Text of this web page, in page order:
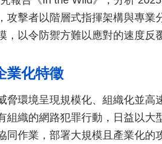
攻擊者以階層式指揮架構與專業
，以令防禦方難以應對的速度反
業化特徵
脅環境呈現規模化、組織化並高
組織的網路犯罪行動，日益以大
同作業，部署大規模且產業化的